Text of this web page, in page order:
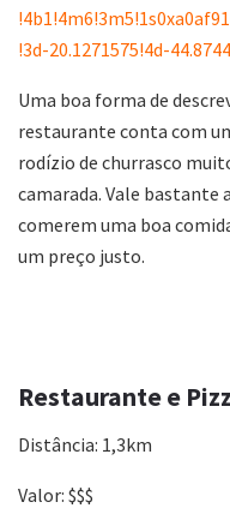
!3d-20.1271575!4d-
Uma boa forma de
restaurante conta com
rodízio de churrasco
camarada. Vale bastante
comerem uma boa
um preço justo.
Restaurante e
Distância: 1,3km
Valor: $$$